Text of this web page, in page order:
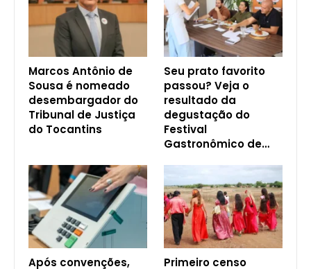
Marcos Antônio de
Sousa é nomeado
desembargador do
Tribunal de Justiça
do Tocantins
Seu prato favorito
passou? Veja o
resultado da
degustação do
Festival
Gastronômico de…
Após convenções, Primeiro censo